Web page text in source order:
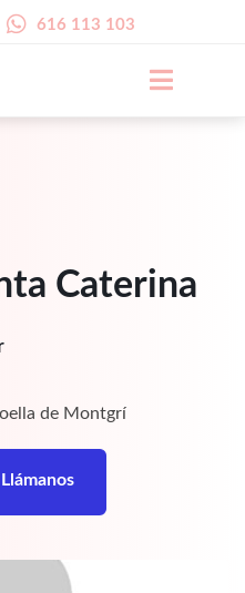
616 113 103
Caterina
de Montgrí